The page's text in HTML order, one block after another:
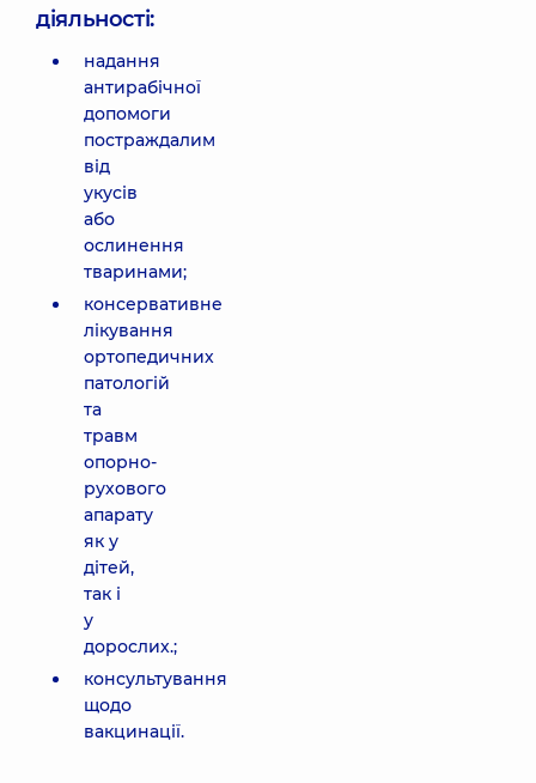
діяльності:
надання
антирабічної
допомоги
постраждалим
від
укусів
або
ослинення
тваринами;
консервативне
лікування
ортопедичних
патологій
та
травм
опорно-
рухового
апарату
як у
дітей,
так і
у
дорослих.;
консультування
щодо
вакцинації.